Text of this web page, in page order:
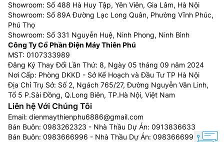
Showroom: Số 488 Hà Huy Tập, Yên Viên, Gia Lâm, Hà Nội
Showroom: Số 89A Đường Lạc Long Quân, Phường Vĩnh Phúc,
Phú Thọ
Showroom: Số 331 Nguyễn Huệ, Ninh Phong, Ninh Bình
Công Ty Cổ Phần Điện Máy Thiên Phú
MST: 0107333989
Đăng Ký Thay Đổi Lần Thứ: 8, Ngày 05 tháng 09 năm 2024
Nơi Cấp: Phòng DKKD - Sở Kế Hoạch và Đầu Tư TP Hà Nội
Địa Chỉ Trụ Sở: Số 2, Ngách 765/27, Đường Nguyễn Văn Linh,
Tổ 5 P.Sài Đồng, Q.Long Biên, TP.Hà Nội, Việt Nam
Liên hệ Với Chúng Tôi
Email: dienmaythienphu6886@gmail.com
Bán Buôn: 0983262323 - Nhà Thầu Dự Án: 0913836633
Bán Buôn: 0983666996 - Nhà Thầu Dự Án: 0983666996